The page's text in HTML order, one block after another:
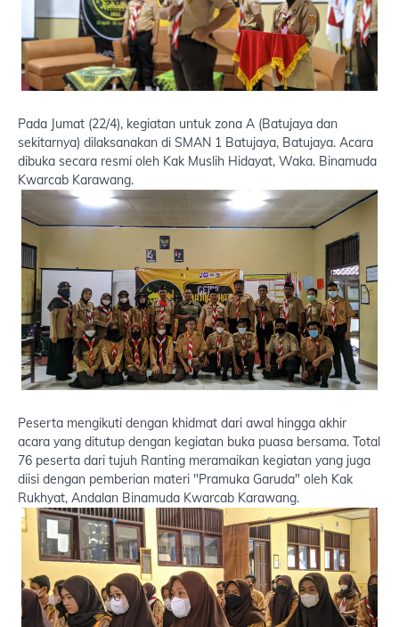
Pada Jumat (22/4), kegiatan untuk zona A (Batujaya dan
sekitarnya) dilaksanakan di SMAN 1 Batujaya, Batujaya. Acara
dibuka secara resmi oleh Kak Muslih Hidayat, Waka. Binamuda
Kwarcab Karawang.
Peserta mengikuti dengan khidmat dari awal hingga akhir
acara yang ditutup dengan kegiatan buka puasa bersama. Total
76 peserta dari tujuh Ranting meramaikan kegiatan yang juga
diisi dengan pemberian materi "Pramuka Garuda" oleh Kak
Rukhyat, Andalan Binamuda Kwarcab Karawang.